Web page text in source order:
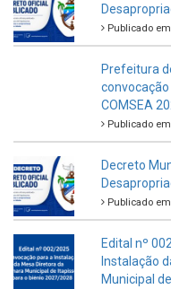
Publicado
Prefeitura
COMSEA
Publicado
Decreto
Publicado
Edital nº
Instalação
Municipal